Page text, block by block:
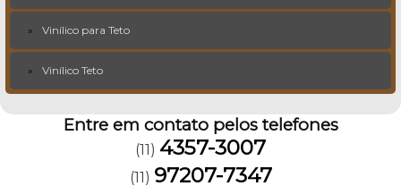
Vinílico para Teto
Vinílico Teto
Entre em contato pelos telefones
(11) 4357-3007
(11) 97207-7347